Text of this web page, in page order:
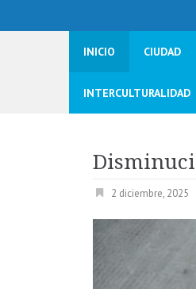
INICIO CIUDAD
INTERCULTURALIDAD
2 diciembre, 2025